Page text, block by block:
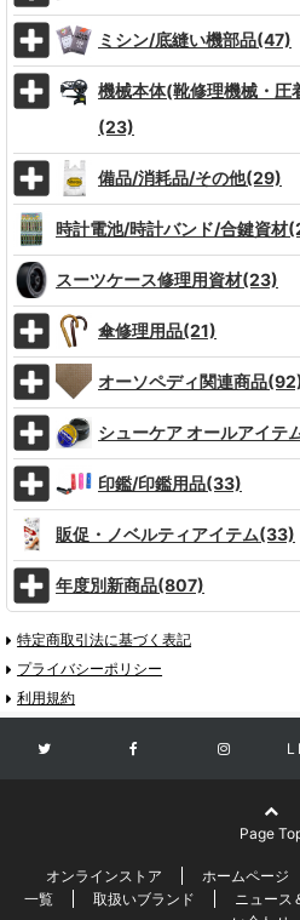
ミシン/底縫い機部品(47)
機械本体(靴修理機械・圧
(23)
備品/消耗品/その他(29)
時計電池/時計バンド/合鍵資材
スーツケース修理用資材(23)
傘修理用品(21)
オーソペディ関連商品
シューケア オールアイテ
印鑑/印鑑用品(33)
販促・ノベルティアイテム(33)
年度別新商品(807)
特定商取引法に基づく表記
プライバシーポリシー
利用規約
Page
オンラインストア ホームページ
一覧
取扱いブランド ニュース